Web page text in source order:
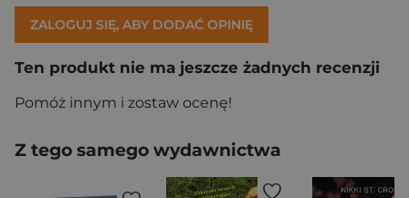
ZALOGUJ SIĘ, ABY DODAĆ OPINIĘ
Ten produkt nie ma jeszcze żadnych recenzji
Pomóż innym i zostaw ocenę!
Z tego samego wydawnictwa